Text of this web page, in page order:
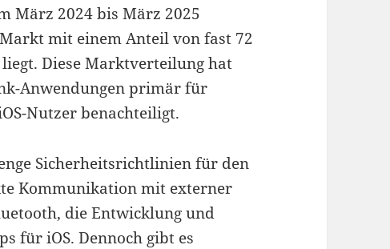
März 2024 bis März 2025
mit einem Anteil von fast 72
liegt. Diese Marktverteilung hat
Anwendungen primär für
Nutzer benachteiligt.
Sicherheitsrichtlinien für den
Kommunikation mit externer
die Entwicklung und
für iOS. Dennoch gibt es